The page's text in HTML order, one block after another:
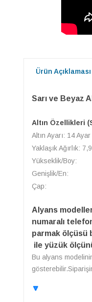
Ürün Açıklaması
Sarı ve Beyaz
Altın Özellikleri
Altın Ayarı: 14 Ayar
Yaklaşık Ağırlık:
Yükseklik/Boy:
Genişlik/En:
Çap:
Alyans
numaralı
parmak ölçüsü
ile yüzük
Bu alyans
🔽